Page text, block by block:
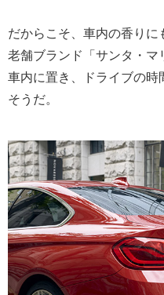
だからこそ、車内の香り
老舗ブランド「サンタ・マ
車内に置き、ドライブの時
そうだ。